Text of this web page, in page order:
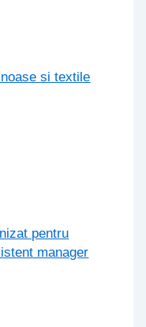
si textile
pentru
manager